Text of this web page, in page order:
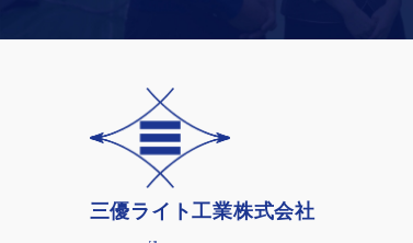
三優ライト工業株式会社